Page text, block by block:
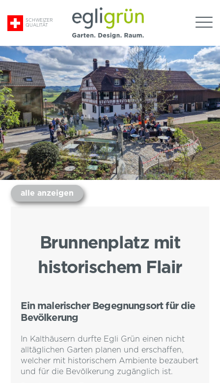
SCHWEIZER
QUALITÄT
Grün
AG
alle anzeigen
Brunnenplatz mit
historischem Flair
Ein malerischer Begegnungsort für die
Bevölkerung
In Kalthäusern durfte Egli Grün einen nicht
alltäglichen Garten planen und erschaffen,
welcher mit historischem Ambiente bezaubert
und für die Bevölkerung zugänglich ist.